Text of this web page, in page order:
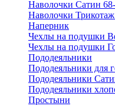
Наволочки Сатин
Наволочки
Наперник
Чехлы на подушки
Чехлы на подушки
Пододеяльники
Пододеяльники для
Пододеяльники
Пододеяльники
Простыни